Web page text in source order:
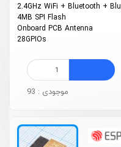
2.4GHz Wi­Fi + Bluetooth +
4MB SPI Flash
On­board PCB Antenna
28GPIOs
موجودی : 93